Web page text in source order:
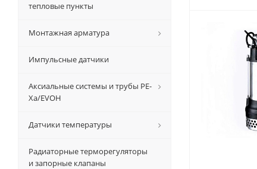
тепловые пункты
Монтажная арматура
Импульсные датчики
Аксиальные системы и трубы РЕ-
Ха/EVOH
Датчики температуры
Радиаторные терморегуляторы
и запорные клапаны